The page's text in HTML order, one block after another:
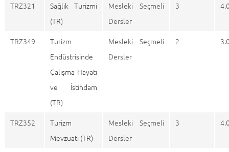
TRZ321
Sağlık Turizmi
(TR)
Mesleki Seçmeli
Dersler
3
TRZ349
Turizm
Endüstrisinde
Çalışma Hayatı
ve İstihdam
(TR)
Mesleki Seçmeli
Dersler
2
TRZ352
Turizm
Mevzuatı (TR)
Mesleki Seçmeli
Dersler
3